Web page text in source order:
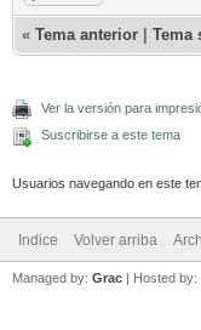
« Tema anterior Tema
Ver la versión para
Suscribirse a este tema
Usuarios navegando en este
Indice Volver arriba
Managed by: Grac | Hosted by: